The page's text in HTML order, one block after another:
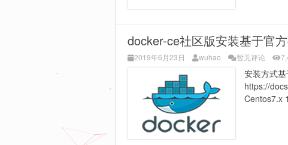
docker-ce社区版安装基于官
2019年6月23日 wuhao 暂无评论
安装方式基
https://
Centos7.x